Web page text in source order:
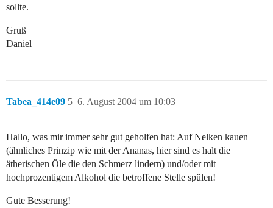
sollte.
Gruß
Daniel
Tabea_414e09 6. August 2004 um 10:03
5
Hallo, was mir immer sehr gut geholfen hat: Auf Nelken kauen
(ähnliches Prinzip wie mit der Ananas, hier sind es halt die
ätherischen Öle die den Schmerz lindern) und/oder mit
hochprozentigem Alkohol die betroffene Stelle spülen!
Gute Besserung!